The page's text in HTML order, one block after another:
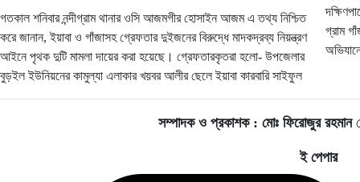
গতকাল শনিবার নন্দীগ্রাম থানার ওসি আজমগীর হোসাইন আজম এ তথ্য নিশ্চিত
করে জানান, ইয়াবা ও গাঁজাসহ গ্রেফতার দুইজনের বিরুদ্ধে মাদকদ্রব্য নিয়ন্ত্রণ
আইনে পৃথক দুটি মামলা দায়ের করা হয়েছে। গ্রেফতারকৃতরা হলো- উপজেলার
বুড়ইল ইউনিয়নের কামুল্যা এলাকার খয়বর আলীর ছেলে ইয়াবা কারবারি সাইফুল
গ্রাম
সম্পাদক ও প্রকাশক : মোঃ ফিরোজুর রহমান
ই পেপার